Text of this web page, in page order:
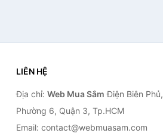
LIÊN HỆ
Địa chỉ: Web Mua Sắm Điện Biên Phủ,
Phường 6, Quận 3, Tp.HCM
Email: contact@webmuasam.com